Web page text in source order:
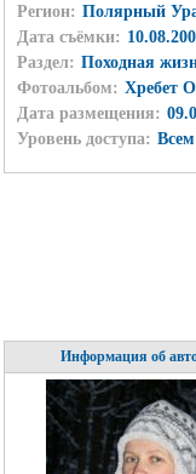
Регион: Полярный
Дата съёмки:
Раздел: Походная
Фотоальбом: Хребет
Дата размещения:
Уровень доступа:
Информация об